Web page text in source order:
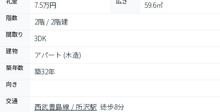
7.5万円 59.6㎡
階数 2階 / 2階建
間取り 3DK
建物 アパート (木造)
築年数 築32年
向き
交通
西武豊島線 / 所沢駅 徒歩8分